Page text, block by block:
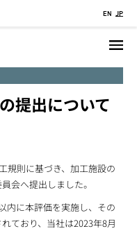
EN JP
提出について
規則に基づき、加工施設の
会へ提出しました。
内に本評価を実施し、その
ており、当社は2023年8月